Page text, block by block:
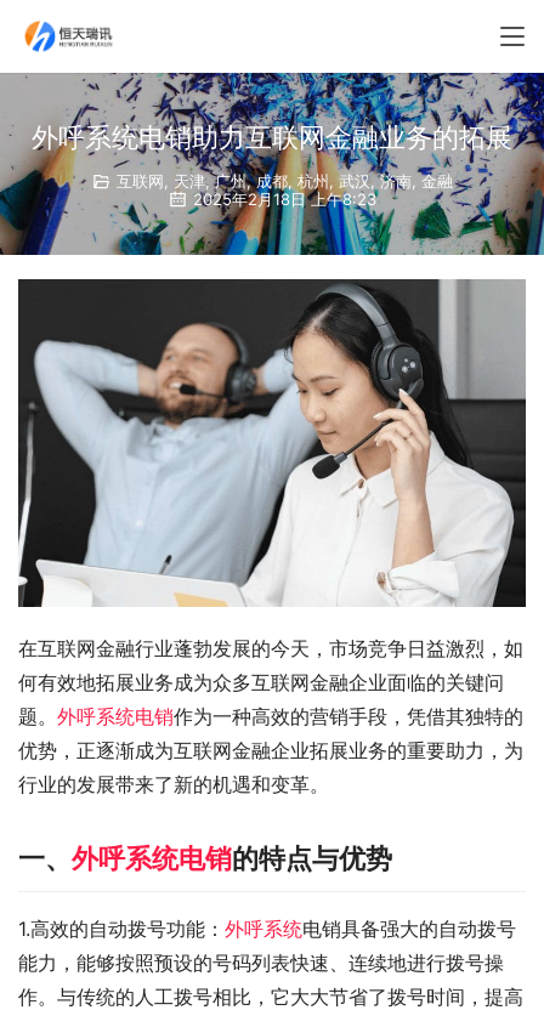
外呼系统电销助力互联网金融业务的拓展
互联网 天津,广州,成都, 杭州,武汉,济南,金融
2025年2月18日 上午8:23
在互联网金融行业蓬勃发展的今天，市场竞争日益激烈，如
何有效地拓展业务成为众多互联网金融企业面临的关键问
题。 外呼系统电销作为一种高效的营销手段，凭借其独特的
优势，正逐渐成为互联网金融企业拓展业务的重要助力，为
行业的发展带来了新的机遇和变革。
一、 外呼系统电销的特点与优势
1.高效的自动拨号功能： 外呼系统电销具备强大的自动拨号
能力，能够按照预设的号码列表快速、连续地进行拨号操
作。与传统的人工拨号相比，它大大节省了拨号时间，提高